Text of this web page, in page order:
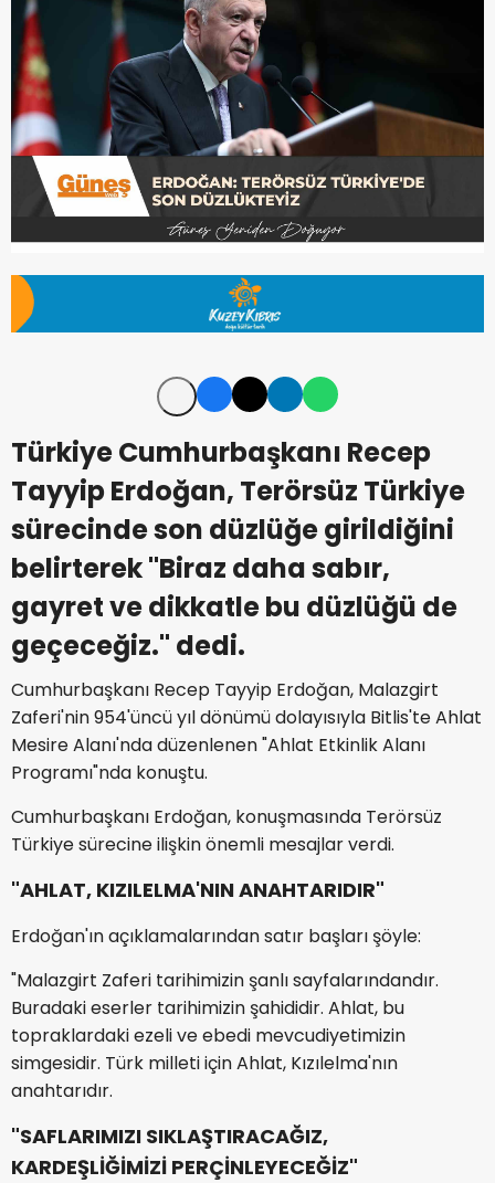
Türkiye Cumhurbaşkanı Recep
Tayyip Erdoğan, Terörsüz Türkiye
sürecinde son düzlüğe girildiğini
belirterek "Biraz daha sabır,
gayret ve dikkatle bu düzlüğü de
geçeceğiz." dedi.
Cumhurbaşkanı Recep Tayyip Erdoğan, Malazgirt
Zaferi'nin 954'üncü yıl dönümü dolayısıyla Bitlis'te Ahlat
Mesire Alanı'nda düzenlenen "Ahlat Etkinlik Alanı
Programı"nda konuştu.
Cumhurbaşkanı Erdoğan, konuşmasında Terörsüz
Türkiye sürecine ilişkin önemli mesajlar verdi.
"AHLAT, KIZILELMA'NIN ANAHTARIDIR"
Erdoğan'ın açıklamalarından satır başları şöyle:
"Malazgirt Zaferi tarihimizin şanlı sayfalarındandır.
Buradaki eserler tarihimizin şahididir. Ahlat, bu
topraklardaki ezeli ve ebedi mevcudiyetimizin
simgesidir. Türk milleti için Ahlat, Kızılelma'nın
anahtarıdır.
"SAFLARIMIZI SIKLAŞTIRACAĞIZ,
KARDEŞLİĞİMİZİ PERÇİNLEYECEĞİZ"